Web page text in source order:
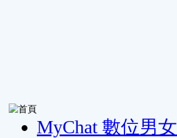
MyChat 數位男女